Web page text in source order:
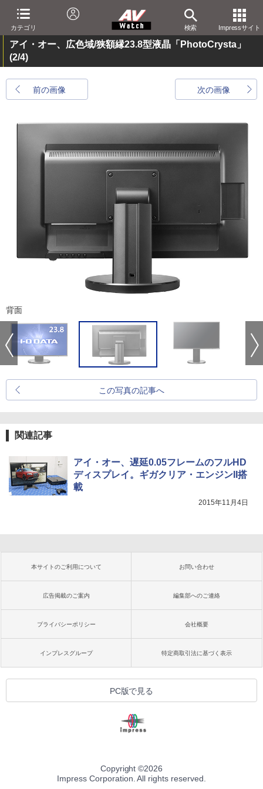
カテゴリ 検索 Impressサイト
アイ・オー、広色域/狭額縁23.8型液晶「PhotoCrysta」
(2/4)
前の画像 次の画像
背面
この写真の記事へ
関連記事
アイ・オー、遅延0.05フレームのフルHD
ディスプレイ。ギガクリア・エンジンII搭
載
2015年11月4日
本サイトのご利用について お問い合わせ
広告掲載のご案内 編集部へのご連絡
プライバシーポリシー 会社概要
インプレスグループ 特定商取引法に基づく表示
PC版で見る
Copyright ©2026
Impress Corporation. All rights reserved.